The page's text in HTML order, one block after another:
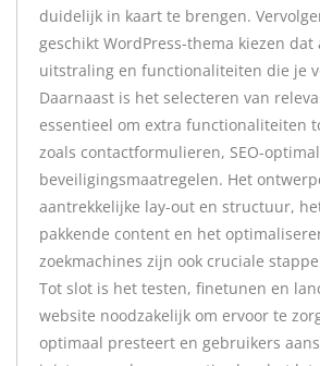
duidelijk in kaart te brengen.
geschikt WordPress-thema kiezen
uitstraling en functionaliteiten die je
Daarnaast is het selecteren van
essentieel om extra functionaliteiten
zoals contactformulieren, SEO-
beveiligingsmaatregelen. Het
aantrekkelijke lay-out en structuur,
pakkende content en het
zoekmachines zijn ook cruciale
Tot slot is het testen, finetunen en
website noodzakelijk om ervoor te
optimaal presteert en gebruikers